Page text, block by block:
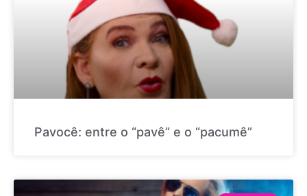
Pavocê: entre o “pavê” e o “pacumê”